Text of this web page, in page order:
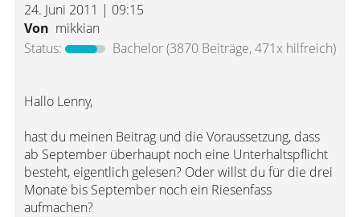
24. Juni 2011 | 09:15
Von mikkian
Status:
Bachelor(3870 Beiträge, 471x hilfreich)
Hallo Lenny,
hast du meinen Beitrag und die Voraussetzung, dass
ab September überhaupt noch eine Unterhaltspflicht
besteht, eigentlich gelesen? Oder willst du für die drei
Monate bis September noch ein Riesenfass
aufmachen?